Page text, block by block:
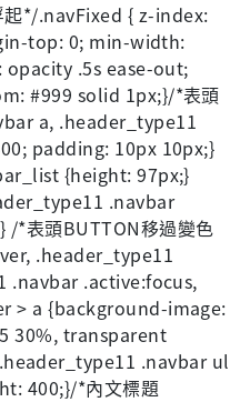
*/.navFixed { z-index:
top: 0; min-width:
.5s ease-out;
#999 solid 1px;}/*表頭
a, .header_type11
padding: 10px 10px;}
{height: 97px;}
.navbar
表頭BUTTON移過變色
.header_type11
.navbar .active:focus,
> a {background-image:
30%, transparent
.navbar ul
400;}/*內文標題